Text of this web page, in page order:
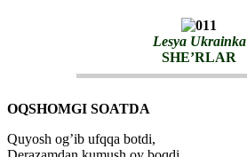
Lesya Ukrainka
SHE’RLAR
OQSHOMGI SOATDA
Quyosh og’ib ufqqa botdi,